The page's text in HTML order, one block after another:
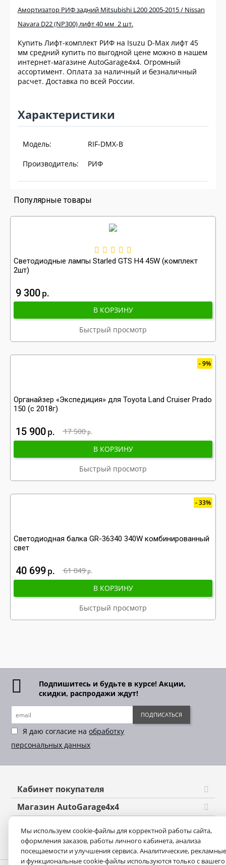
Амортизатор РИФ задний Mitsubishi L200 2005-2015 / Nissan
Navara D22 (NP300) лифт 40 мм 2 шт.
Купить Лифт-комплект РИФ на Isuzu D-Max лифт 45
мм средний купить по выгодной цене можно в нашем
интернет-магазине AutoGarage4x4. Огромный
ассортимент. Оплата за наличный и безналичный
расчет. Доставка по всей России.
Характеристики
Модель: RIF-DMX-B
Производитель: РИФ
Популярные товары
Светодиодные лампы Starled GTS H4 45W (комплект
2шт)
9 300р
В КОРЗИНУ
Быстрый просмотр
9%
Органайзер «Экспедиция» для Toyota Land Cruiser Prado
150 (с 2018г)
17 500 р
15 900р
В КОРЗИНУ
Быстрый просмотр
33%
Светодиодная балка GR-36340 340W комбинированный
свет
61 049 р
40 699р
В КОРЗИНУ
Быстрый просмотр
Подпишитесь и будьте в курсе! Акции,
скидки, распродажи ждут!
Я даю согласие наобработку
персональных данных
ПОДПИСАТЬСЯ
Кабинет покупателя
Магазин AutoGarage4x4
Контакты
Мы используем cookie-файлы для корректной работы сайта,
оформления заказов, работы личного кабинета, анализа
посещаемости и улучшения сервиса. Аналитические, рекламные
и функциональные cookie-файлы используются только с вашего